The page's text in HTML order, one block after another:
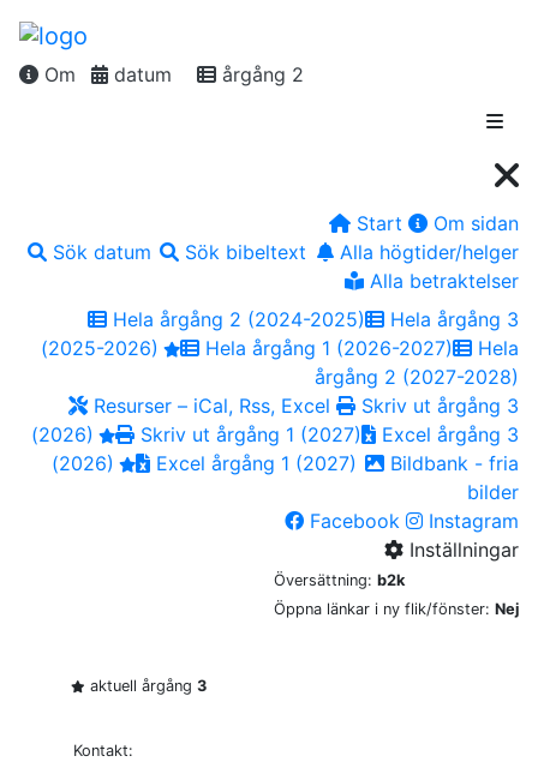
Om datum årgång 2
Start
Om sidan
Sök datum
Sök bibeltext
Alla högtider/helger
Alla betraktelser
Hela årgång 2 (2024-2025)
Hela årgång 3
(2025-2026)
Hela årgång 1 (2026-2027)
Hela
årgång 2 (2027-2028)
Resurser – iCal, Rss, Excel
Skriv ut årgång 3
(2026)
Skriv ut årgång 1 (2027)
Excel årgång 3
(2026)
Excel årgång 1 (2027)
Bildbank - fria
bilder
Facebook
Instagram
Inställningar
Översättning: b2k
Öppna länkar i ny flik/fönster: Nej
aktuell årgång 3
Kontakt: